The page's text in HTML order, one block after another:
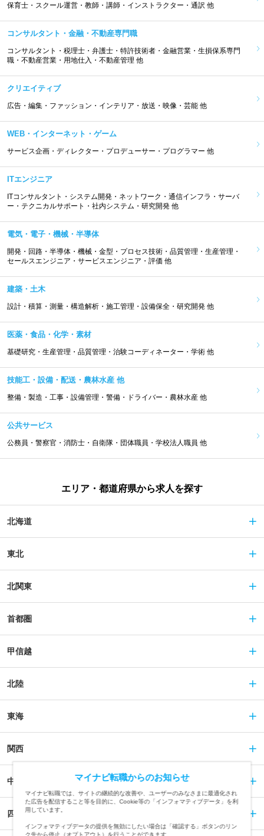
保育士・スクール運営・教師・講師・インストラクター・通訳 他
コンサルタント・金融・不動産専門職
コンサルタント・税理士・弁護士・特許技術者・金融営業・生損保系専門
職・不動産営業・用地仕入・不動産管理 他
クリエイティブ
広告・編集・ファッション・インテリア・放送・映像・芸能 他
WEB・インターネット・ゲーム
サービス企画・ディレクター・プロデューサー・プログラマー 他
ITエンジニア
ITコンサルタント・システム開発・ネットワーク・通信インフラ・サーバ
ー・テクニカルサポート・社内システム・研究開発 他
電気・電子・機械・半導体
開発・回路・半導体・機械・金型・プロセス技術・品質管理・生産管理・
セールスエンジニア・サービスエンジニア・評価 他
建築・土木
設計・積算・測量・構造解析・施工管理・設備保全・研究開発 他
医薬・食品・化学・素材
基礎研究・生産管理・品質管理・治験コーディネーター・学術 他
技能工・設備・配送・農林水産 他
整備・製造・工事・設備管理・警備・ドライバー・農林水産 他
公共サービス
公務員・警察官・消防士・自衛隊・団体職員・学校法人職員 他
エリア・都道府県から求人を探す
北海道
東北
北関東
首都圏
甲信越
北陸
東海
関西
中国
四国
マイナビ転職からのお知らせ
マイナビ転職では、サイトの継続的な改善や、ユーザーのみなさまに最適化され
た広告を配信すること等を目的に、Cookie等の「インフォマティブデータ」を利
用しています。
インフォマティブデータの提供を無効にしたい場合は「確認する」ボタンのリン
ク先から停止（オプトアウト）を行うことができます。